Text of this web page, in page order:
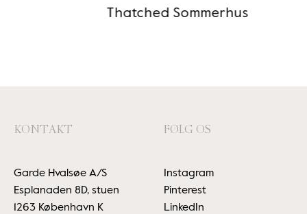
Thatched Sommerhus
KONTAKT
Garde Hvalsøe A/S
Esplanaden 8D, stuen
1263 København K
FØLG OS
Instagram
Pinterest
LinkedIn